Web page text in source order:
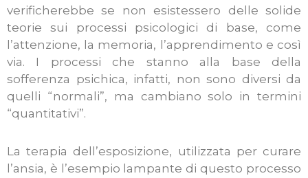
verificherebbe se non esistessero delle solide
teorie sui processi psicologici di base, come
l’attenzione, la memoria, l’apprendimento e così
via. I processi che stanno alla base della
sofferenza psichica, infatti, non sono diversi da
quelli “normali”, ma cambiano solo in termini
“quantitativi”.
La terapia dell’esposizione, utilizzata per curare
l’ansia, è l’esempio lampante di questo processo